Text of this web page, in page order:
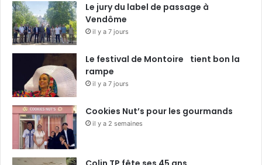
Le jury du label de passage à
Vendôme
il y a 7 jours
Le festival de Montoire tient bon la
rampe
il y a 7 jours
Cookies Nut’s pour les gourmands
il y a 2 semaines